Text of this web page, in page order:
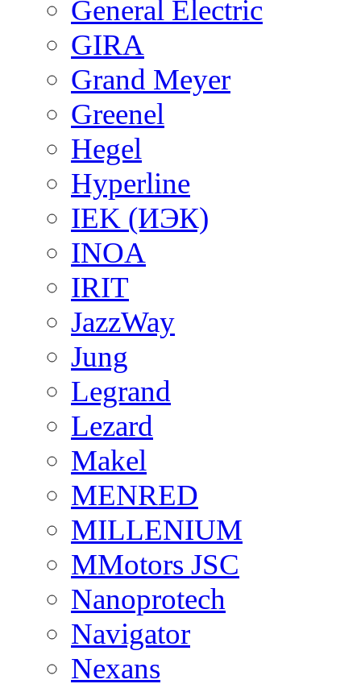
General Electric
GIRA
Grand Meyer
Greenel
Hegel
Hyperline
IEK (ИЭК)
INOA
IRIT
JazzWay
Jung
Legrand
Lezard
Makel
MENRED
MILLENIUM
MMotors JSC
Nanoprotech
Navigator
Nexans